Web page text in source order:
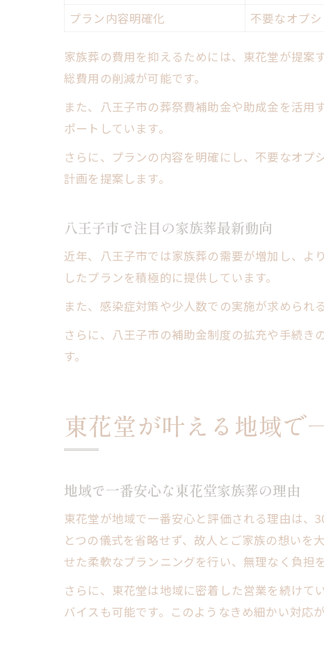
プラン内容明確化
不要なオプ
家族葬の費用を抑えるためには、東花堂が提案
総費用の削減が可能です。
また、八王子市の葬祭費補助金や助成金を活
ポートしています。
さらに、プランの内容を明確にし、不要なオプ
計画を提案します。
八王子市で注目の家族葬最新動向
近年、八王子市では家族葬の需要が増加し、よ
したプランを積極的に提供しています。
また、感染症対策や少人数での実施が求められ
さらに、八王子市の補助金制度の拡充や手続き
す。
東花堂が叶える地域で
地域で一番安心な東花堂家族葬の理由
東花堂が地域で一番安心と評価される理由は、
とつの儀式を省略せず、故人とご家族の想い
せた柔軟なプランニングを行い、無理なく負担
さらに、東花堂は地域に密着した営業を続けて
バイスも可能です。このようなきめ細かい対応